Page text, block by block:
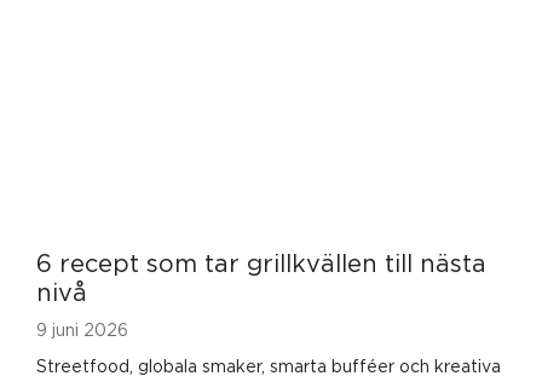
6 recept som tar grillkvällen till nästa
nivå
9 juni 2026
Streetfood, globala smaker, smarta bufféer och kreativa